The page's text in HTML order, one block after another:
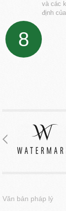
và các
định
8
Văn bản pháp lý